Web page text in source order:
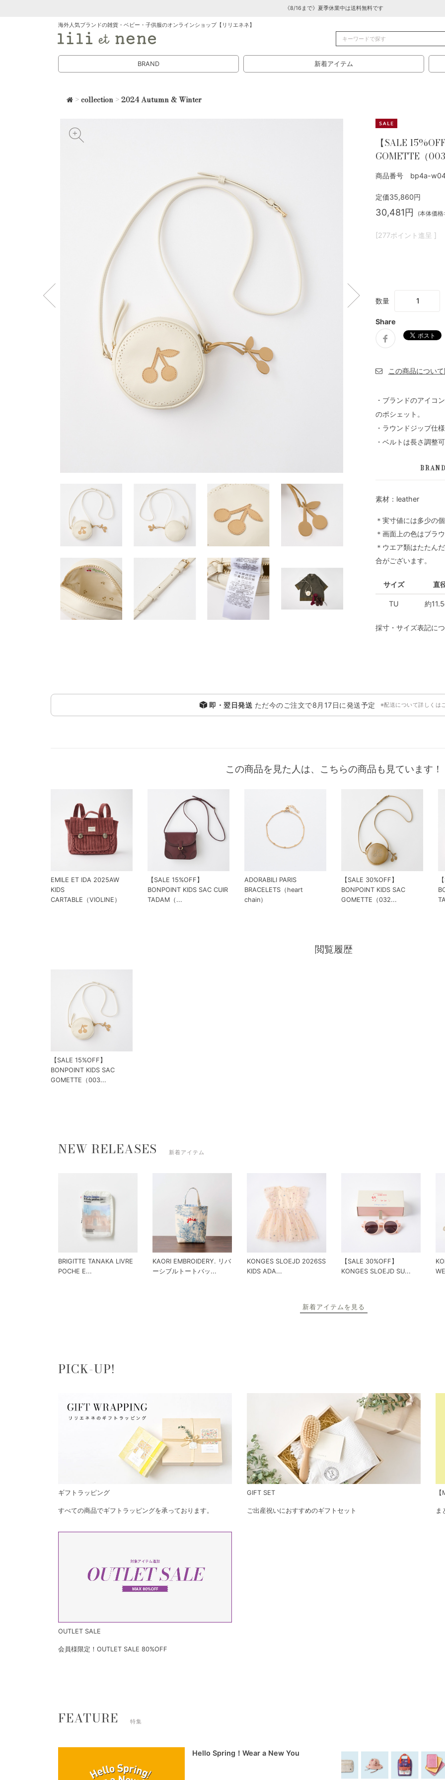
《8/16まで》夏季休業中は送料無料です
海外人気ブランドの雑貨・ベビー・子供服のオンラインショップ【リリエネネ】
BRAND 新着アイテム
>collection >2024 Autumn & Winter
【SALE
GOMETTE（003
商品番号 bp4a-
定価35,860円
30,481円 (本体価格
[277ポイント進呈 ]
数量
Share
・ブランドのアイコ
のポシェット。
・ラウンドジップ仕
・ベルトは長さ調整可
BRAND
素材：leather
＊実寸値には多少の
＊画面上の色はブラ
＊ウエア類はたたん
合がございます。
サイズ 直
TU 約
採寸・サイズ表記に
即・翌日発送 ただ今のご注文で8月17日に発送予定 ※配送について詳しくは
この商品を見た人は、こちらの商品も見ています！
EMILE ET IDA 2025AW
KIDS
CARTABLE（VIOLINE）
【SALE 15%OFF】
BONPOINT KIDS SAC CUIR
TADAM（...
ADORABILI PARIS
BRACELETS（heart
chain）
【SALE 30%OFF】
BONPOINT KIDS SAC
GOMETTE（032...
閲覧履歴
【SALE 15%OFF】
BONPOINT KIDS SAC
GOMETTE（003...
NEW RELEASES 新着アイテム
BRIGITTE TANAKA LIVRE
POCHE E...
KAORI EMBROIDERY. リバ
ーシブルトートバッ...
KONGES SLOEJD 2026SS
KIDS ADA...
【SALE 30%OFF】
KONGES SLOEJD SU...
新着アイテムを見る
PICK-UP!
ギフトラッピング
すべての商品でギフトラッピングを承っております。
GIFT SET
ご出産祝いにおすすめのギフトセット ま
OUTLET SALE
会員様限定！OUTLET SALE 80%OFF
FEATURE 特集
Hello Spring！Wear a New You